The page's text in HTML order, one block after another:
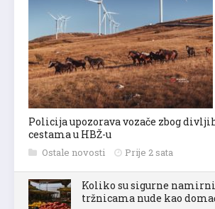
Policija upozorava vozače zbog
cestama u HBŽ-u
Ostale novosti Prije 2 sata
Koliko su sigurne
tržnicama nude kao